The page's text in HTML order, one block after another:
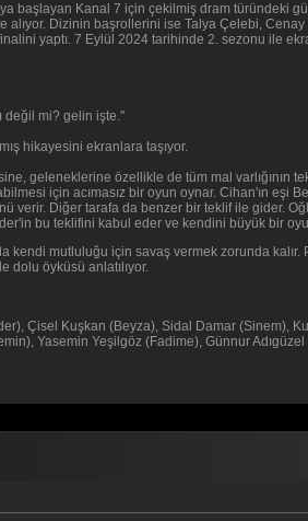
başlayan Kanal 7 için çekilmiş dram türündeki
Dizinin başrollerini ise Talya Çelebi,
yaptı. 7 Eylül 2024 tarihinde 2. sezonu ile
değil mi? gelin işte.''
hikayesini ekranlara taşıyor.
geleneklerine özellikle de tüm mal varlığının
için acımasız bir oyun oynar. Cihan'ın eşi
Diğer tarafa da benzer bir teklif ile gider.
bu teklifini kabul eder ve kendini büyük bir
kendi mutluluğu için savaş vermek zorunda
dolu öyküsü anlatılıyor.
Çisel Kuşkan (Beyza), Sidal Damar (Sinem),
Yasemin Yeşilgöz (Fadime), Günnur